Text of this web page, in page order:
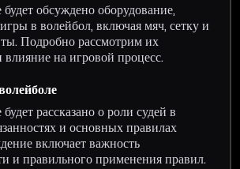
обсуждено оборудование,
в волейбол, включая мяч, сетку и
Подробно рассмотрим их
влияние на игровой процесс.
рассказано о роли судей в
и основных правилах
включает важность
и правильного применения правил.